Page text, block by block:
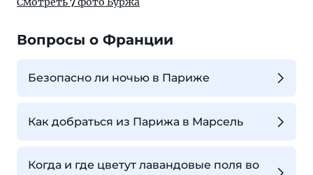
Вопросы о Франции
Безопасно ли ночью в Париже
Как добраться из Парижа в Марсель
Когда и где цветут лавандовые поля во